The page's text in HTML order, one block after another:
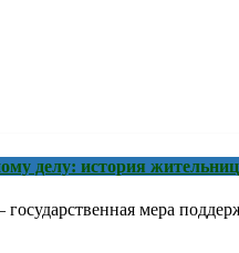
делу: история
мера